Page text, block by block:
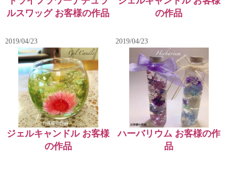
ルスワッグ お客様の作品
の作品
2019/04/23
ジェルキャンドル お客様
の作品
2019/04/23
ハーバリウム お客様の作
品